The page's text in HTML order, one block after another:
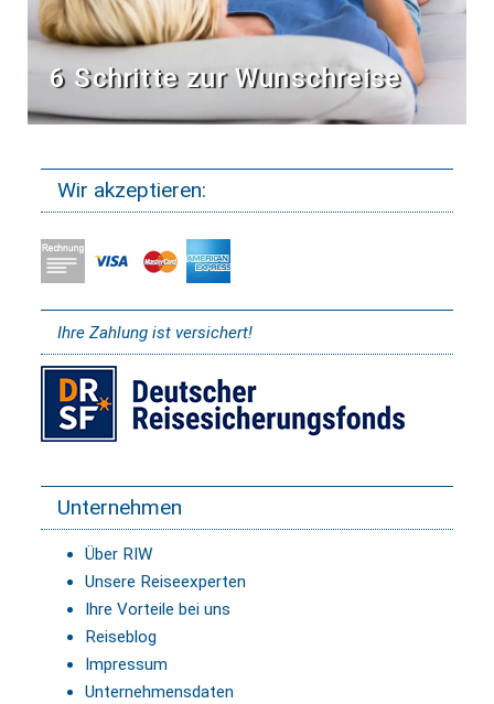
6 Schritte zur Wunschreise
Wir akzeptieren:
Ihre Zahlung ist versichert!
Unternehmen
Über RIW
Unsere Reiseexperten
Ihre Vorteile bei uns
Reiseblog
Impressum
Unternehmensdaten